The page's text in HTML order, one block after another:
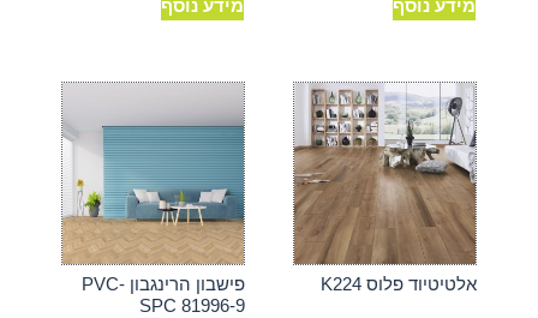
מידע נוסף מידע נוסף
אלטיטיוד פלוס K224
פישבון הרינגבון PVC-
SPC 81996-9